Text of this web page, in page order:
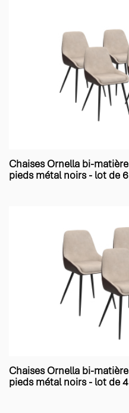
Chaises Ornella bi-matière taupe et marron
pieds métal noirs - lot de 6
Chaises Ornella bi-matière taupe et marron
pieds métal noirs - lot de 4